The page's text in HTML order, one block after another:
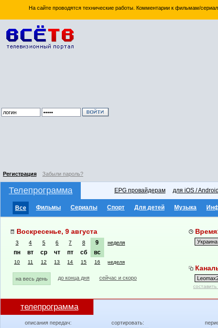
На сайте проводятся технические работы. Комментарии к фильмам/
Регистрация Забыли пароль?
Телепрограмма EPG провайдерам для iOS /
Все Фильмы Сериалы Спорт Для детей Музыка
Воскресенье, 9 августа
3 4 5 6 7 8 9 неделя
пн вт ср чт пт сб вс
10 11 12 13 14 15 16 неделя
на весь день до конца дня сейчас и скоро
телепрограмма
описания передач:
сортировать: